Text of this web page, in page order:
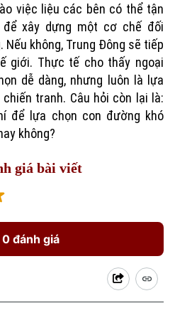
việc liệu các bên có thể tận
để xây dựng một cơ chế đối
Nếu không, Trung Đông sẽ tiếp
giới. Thực tế cho thấy ngoại
dễ dàng, nhưng luôn là lựa
tranh. Câu hỏi còn lại là:
để lựa chọn con đường khó
không?
giá bài viết
đánh giá